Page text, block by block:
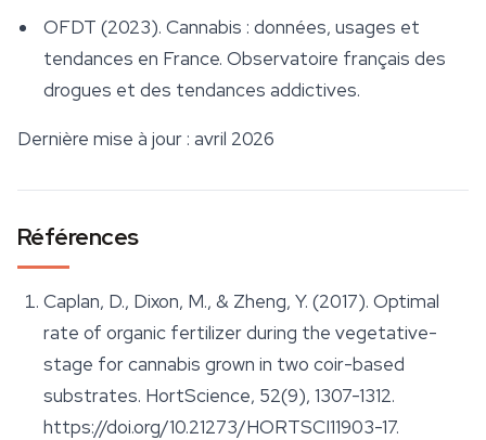
OFDT (2023). Cannabis : données, usages et
tendances en France. Observatoire français des
drogues et des tendances addictives.
Dernière mise à jour : avril 2026
Références
Caplan, D., Dixon, M., & Zheng, Y. (2017). Optimal
rate of organic fertilizer during the vegetative-
stage for cannabis grown in two coir-based
substrates. HortScience, 52(9), 1307-1312.
https://doi.org/10.21273/HORTSCI11903-17.